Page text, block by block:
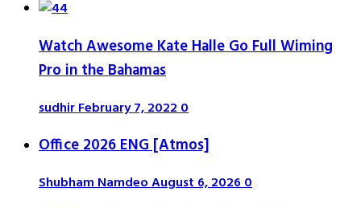
Watch Awesome Kate Halle Go Full Wiming
Pro in the Bahamas
sudhirFebruary 7, 20220
Office 2026 ENG [Atmos]
Shubham NamdeoAugust 6, 20260